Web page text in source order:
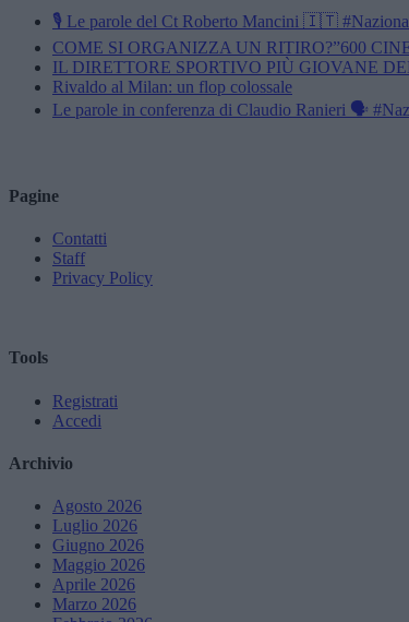
🎙️ Le parole del Ct Roberto Mancini 🇮🇹
COME SI ORGANIZZA UN RITIRO?”600
IL DIRETTORE SPORTIVO PIÙ GIOVANE
Rivaldo al Milan: un flop colossale
Le parole in conferenza di Claudio Ranieri 🗣️
Pagine
Contatti
Staff
Privacy Policy
Tools
Registrati
Accedi
Archivio
Agosto 2026
Luglio 2026
Giugno 2026
Maggio 2026
Aprile 2026
Marzo 2026